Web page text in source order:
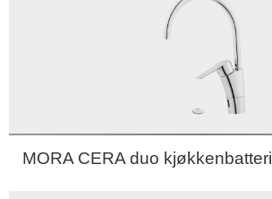
MORA CERA duo kjøkkenbatteri